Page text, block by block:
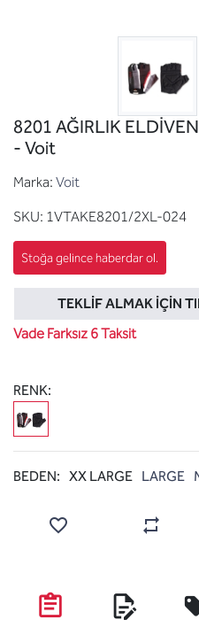
8201 AĞIRLIK
- Voit
Marka: Voit
SKU: 1VTAKE8201/2XL-024
TEKLIF ALMAK İÇIN
Vade Farksız 6 Taksit
RENK:
BEDEN: XX LARGE LARGE